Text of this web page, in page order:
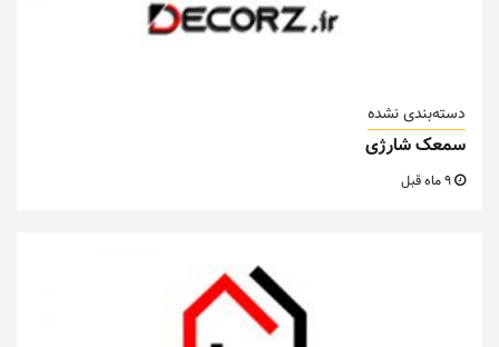
دسته‌بندی نشده
سمعک شارژی